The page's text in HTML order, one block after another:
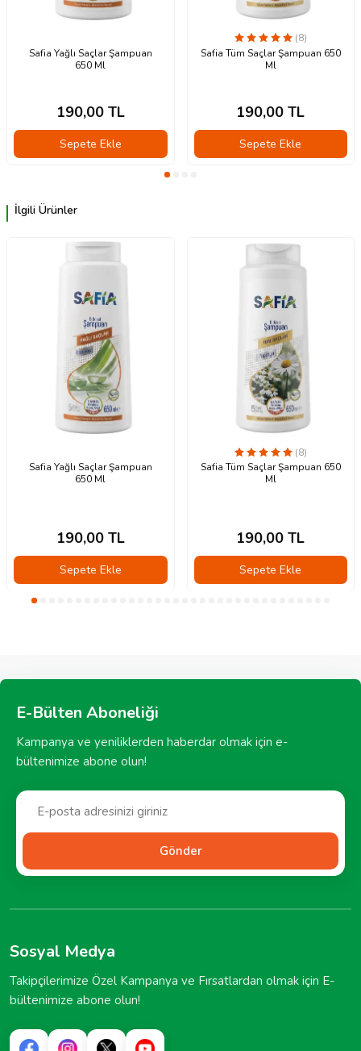
Safia Yağlı Saçlar Şampuan
650 Ml
190,00TL
Sepete Ekle
(8)
Safia Tüm Saçlar Şampuan 650
Ml
190,00 TL
Sepete Ekle
İlgili Ürünler
Safia Yağlı Saçlar Şampuan
650 Ml
190,00TL
Sepete Ekle
(8)
Safia Tüm Saçlar Şampuan 650
Ml
190,00 TL
Sepete Ekle
E-Bülten Aboneliği
Kampanya ve yeniliklerden haberdar olmak için e-
bültenimize abone olun!
Gönder
Sosyal Medya
Takipçilerimize Özel Kampanya ve Fırsatlardan olmak için E-
bültenimize abone olun!